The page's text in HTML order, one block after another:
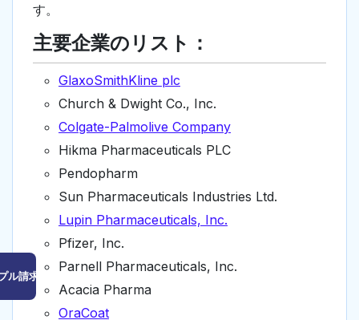
ル請求はこちら
す。
主要企業のリスト：
GlaxoSmithKline plc
Church & Dwight Co., Inc.
Colgate-Palmolive Company
Hikma Pharmaceuticals PLC
Pendopharm
Sun Pharmaceuticals Industries Ltd.
Lupin Pharmaceuticals, Inc.
Pfizer, Inc.
Parnell Pharmaceuticals, Inc.
Acacia Pharma
OraCoat